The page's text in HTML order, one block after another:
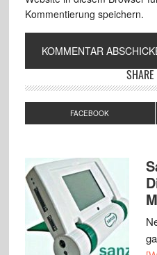
Kommentierung speichern.
FACEBOOK